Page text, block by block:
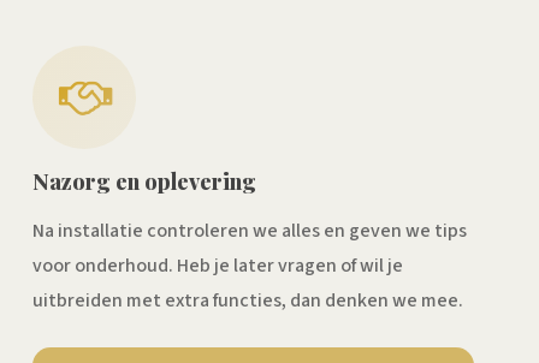
Nazorg en oplevering
Na installatie controleren we alles en geven we tips
voor onderhoud. Heb je later vragen of wil je
uitbreiden met extra functies, dan denken we mee.